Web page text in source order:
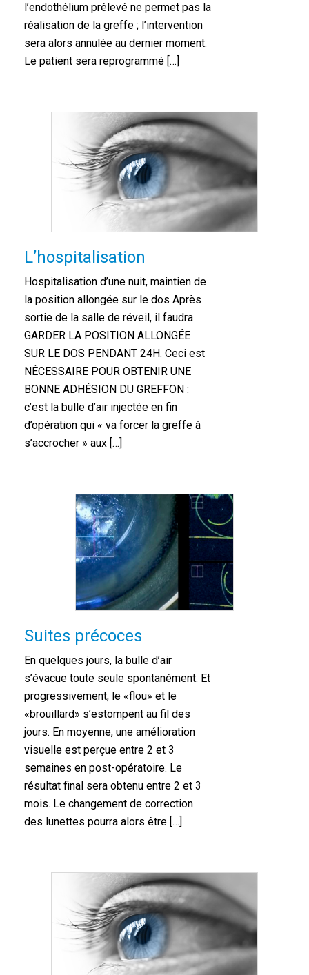
l’endothélium prélevé ne permet pas la
réalisation de la greffe ; l’intervention
sera alors annulée au dernier moment.
Le patient sera reprogrammé […]
L’hospitalisation
Hospitalisation d’une nuit, maintien de
la position allongée sur le dos Après
sortie de la salle de réveil, il faudra
GARDER LA POSITION ALLONGÉE
SUR LE DOS PENDANT 24H. Ceci est
NÉCESSAIRE POUR OBTENIR UNE
BONNE ADHÉSION DU GREFFON :
c’est la bulle d’air injectée en fin
d’opération qui « va forcer la greffe à
s’accrocher » aux […]
Suites précoces
En quelques jours, la bulle d’air
s’évacue toute seule spontanément. Et
progressivement, le «flou» et le
«brouillard» s’estompent au fil des
jours. En moyenne, une amélioration
visuelle est perçue entre 2 et 3
semaines en post-opératoire. Le
résultat final sera obtenu entre 2 et 3
mois. Le changement de correction
des lunettes pourra alors être […]